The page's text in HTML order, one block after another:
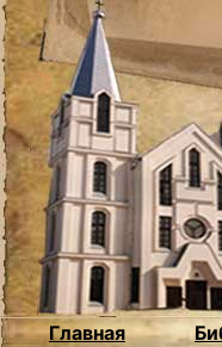
Главная